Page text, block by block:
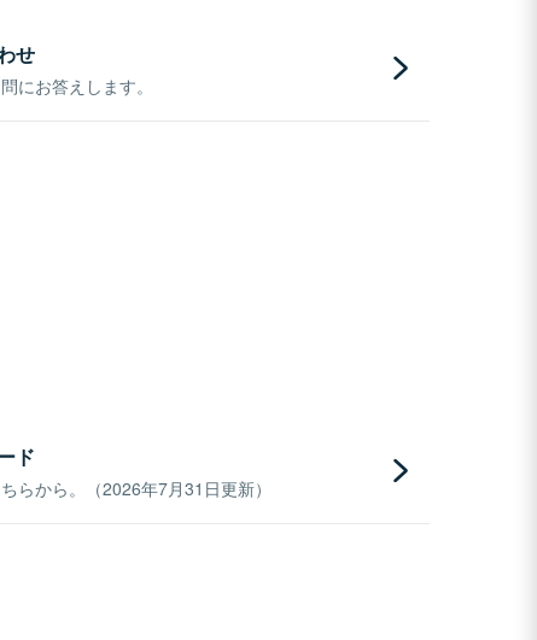
せ
にお答えします。
ド
らから。（2026年7月31日更新）